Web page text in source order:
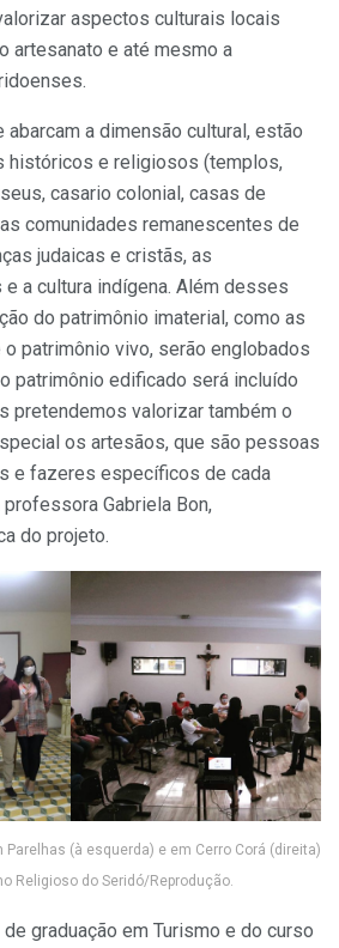
aspectos culturais locais
artesanato e até mesmo a
a dimensão cultural, estão
históricos e religiosos (templos,
casario colonial, casas de
comunidades remanescentes de
judaicas e cristãs, as
a cultura indígena. Além desses
do patrimônio imaterial, como as
patrimônio vivo, serão englobados
patrimônio edificado será incluído
pretendemos valorizar também o
os artesãos, que são pessoas
e fazeres específicos de cada
Gabriela Bon,
do projeto.
(à esquerda) e em Cerro Corá (direita)
Religioso do Seridó/Reprodução.
graduação em Turismo e do curso